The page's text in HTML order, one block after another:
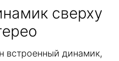
сверху
встроенный динамик,